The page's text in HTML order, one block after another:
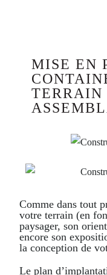
MISE EN
TERRAIN
Comme dans tout
votre terrain (en
paysager, son
encore son
la conception de
Le plan